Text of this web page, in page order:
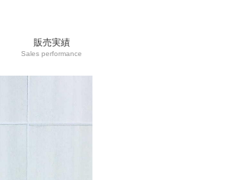
販売実績
Sales performance